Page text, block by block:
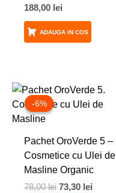
188,00 lei
ADAUGA IN COS
-6%
-6%
Pachet OroVerde 5 –
Cosmetice cu Ulei de
Masline Organic
78,00lei
Prețul
inițial
a
73,30 lei
Prețul
curent
este: